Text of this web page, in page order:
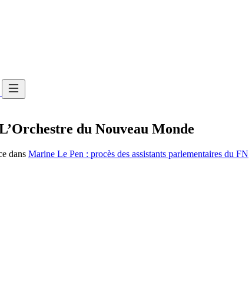
du Nouveau Monde
dans Marine Le Pen : procès des assistants parlementaires du FN